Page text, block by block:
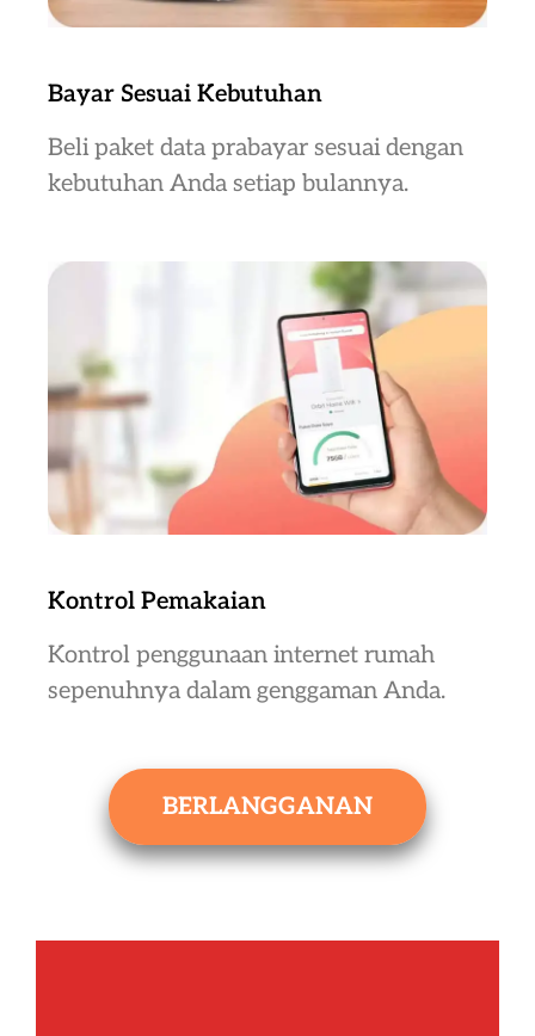
Bayar Sesuai Kebutuhan
Beli paket data prabayar sesuai dengan
kebutuhan Anda setiap bulannya.
Kontrol Pemakaian
Kontrol penggunaan internet rumah
sepenuhnya dalam genggaman Anda.
BERLANGGANAN